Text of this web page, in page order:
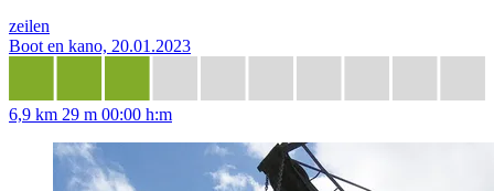
zeilen
Boot en kano, 20.01.2023
6,9 km 29 m 00:00 h:m